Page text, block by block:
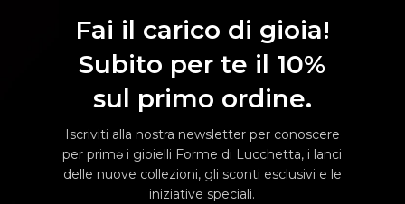
Fai il carico di gioia!
Subito per te il 10%
sul primo ordine.
Iscriviti alla nostra newsletter per conoscere
per primə i gioielli Forme di Lucchetta, i lanci
delle nuove collezioni, gli sconti esclusivi e le
iniziative speciali.